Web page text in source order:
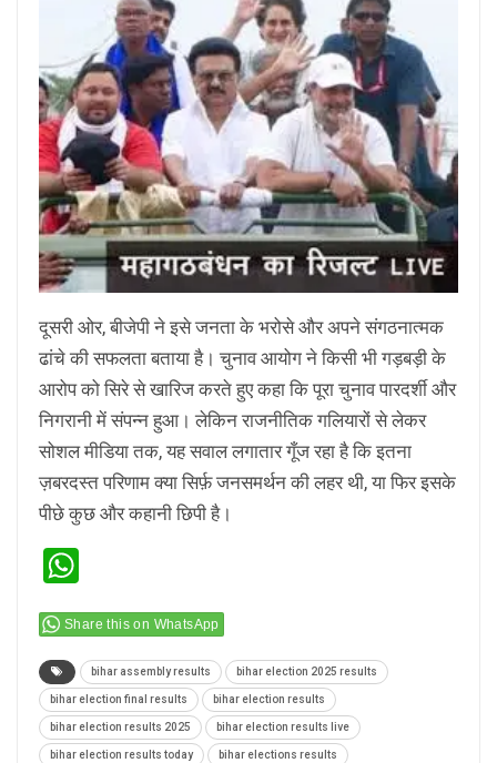
दूसरी ओर, बीजेपी ने इसे जनता के भरोसे और अपने संगठनात्मक
ढांचे की सफलता बताया है। चुनाव आयोग ने किसी भी गड़बड़ी के
आरोप को सिरे से खारिज करते हुए कहा कि पूरा चुनाव पारदर्शी और
निगरानी में संपन्न हुआ। लेकिन राजनीतिक गलियारों से लेकर
सोशल मीडिया तक, यह सवाल लगातार गूँज रहा है कि इतना
ज़बरदस्त परिणाम क्या सिर्फ़ जनसमर्थन की लहर थी, या फिर इसके
पीछे कुछ और कहानी छिपी है।
Share this on WhatsApp
bihar assembly results bihar election 2025 results
bihar election final results bihar election results
bihar election results 2025 bihar election results live
bihar election results today bihar elections results